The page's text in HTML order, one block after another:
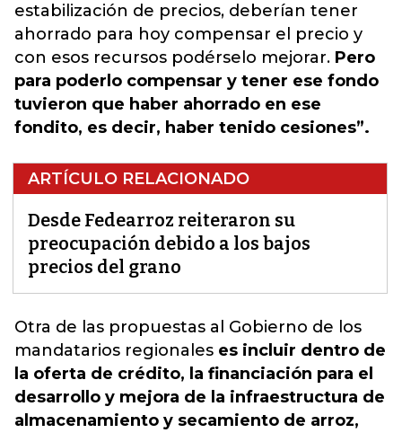
estabilización de precios, deberían tener
ahorrado para hoy compensar el precio y
con esos recursos podérselo mejorar. Pero
para poderlo compensar y tener ese fondo
tuvieron que haber ahorrado en ese
fondito, es decir, haber tenido cesiones”.
ARTÍCULO RELACIONADO
Desde Fedearroz reiteraron su
preocupación debido a los bajos
precios del grano
Otra de las propuestas al Gobierno de los
mandatarios regionales es incluir dentro de
la oferta de crédito, la financiación para el
desarrollo y mejora de la infraestructura de
almacenamiento y secamiento de arroz,